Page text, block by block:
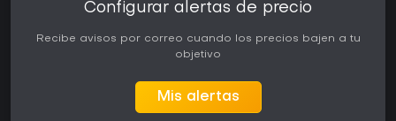
Configurar alertas de precio
Recibe avisos por correo cuando los precios bajen a tu
objetivo
Mis alertas